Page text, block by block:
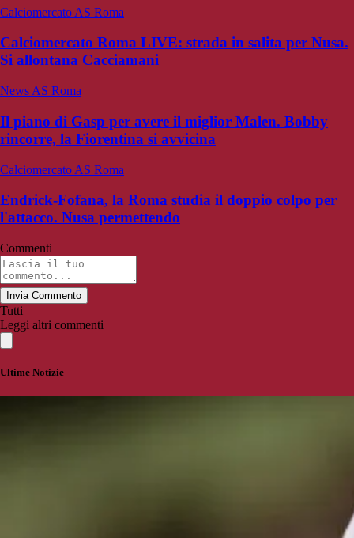
Calciomercato AS Roma
Calciomercato Roma LIVE: strada in salita per Nusa.
Si allontana Cacciamani
News AS Roma
Il piano di Gasp per avere il miglior Malen. Bobby
rincorre, la Fiorentina si avvicina
Calciomercato AS Roma
Endrick-Fofana, la Roma studia il doppio colpo per
l'attacco. Nusa permettendo
Commenti
Invia Commento
Tutti
Leggi altri commenti
Ultime Notizie